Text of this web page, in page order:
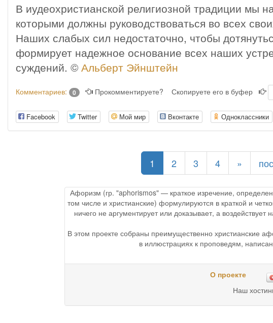
В иудеохристианской религиозной традиции мы
которыми должны руководствоваться во всех
Наших слабых сил недостаточно, чтобы
формирует надежное основание всех наших
суждений. © Альберт Эйнштейн
Комментариев: 0 Прокомментируете? Скопируете его в буфер
Facebook Twitter Мой мир Вконтакте Одноклассники
1 (current)
2 3 4 »
Афоризм (гр. "aphorismos" — краткое изречение,
том числе и христианские) формулируются в краткой и
ничего не аргументирует или доказывает, а
В этом проекте собраны преимущественно христианские
в иллюстрациях к проповедям,
О проекте
Наш